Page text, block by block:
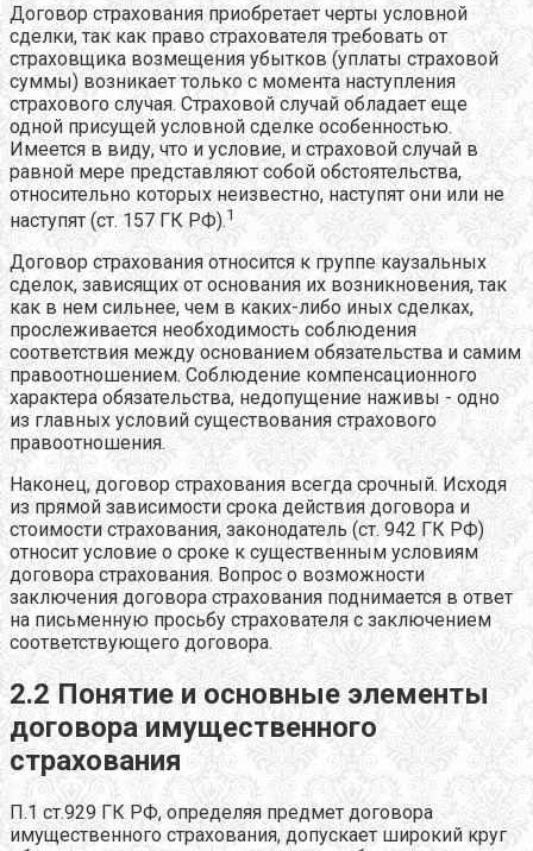
Договор страхования приобретает черты условной
сделки, так как право страхователя требовать от
страховщика возмещения убытков (уплаты страховой
суммы) возникает только с момента наступления
страхового случая. Страховой случай обладает еще
одной присущей условной сделке особенностью.
Имеется в виду, что и условие, и страховой случай в
равной мере представляют собой обстоятельства,
относительно которых неизвестно, наступят они или не
наступят (ст. 157 ГК РФ).1
Договор страхования относится к группе каузальных
сделок, зависящих от основания их возникновения, так
как в нем сильнее, чем в каких-либо иных сделках,
прослеживается необходимость соблюдения
соответствия между основанием обязательства и самим
правоотношением. Соблюдение компенсационного
характера обязательства, недопущение наживы - одно
из главных условий существования страхового
правоотношения.
Наконец, договор страхования всегда срочный. Исходя
из прямой зависимости срока действия договора и
стоимости страхования, законодатель (ст. 942 ГК РФ)
относит условие о сроке к существенным условиям
договора страхования. Вопрос о возможности
заключения договора страхования поднимается в ответ
на письменную просьбу страхователя с заключением
соответствующего договора.
2.2 Понятие и основные элементы
договора имущественного
страхования
П.1 ст.929 ГК РФ, определяя предмет договора
имущественного страхования, допускает широкий круг